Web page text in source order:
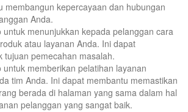
membangun kepercayaan dan hubungan
Anda.
untuk menunjukkan kepada pelanggan cara
atau layanan Anda. Ini dapat
tujuan pemecahan masalah.
untuk memberikan pelatihan layanan
tim Anda. Ini dapat membantu memastikan
berada di halaman yang sama dalam hal
pelanggan yang sangat baik.